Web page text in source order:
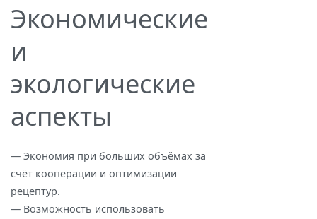
Экономические
и
экологические
аспекты
— Экономия при больших объёмах за
счёт кооперации и оптимизации
рецептур.
— Возможность использовать